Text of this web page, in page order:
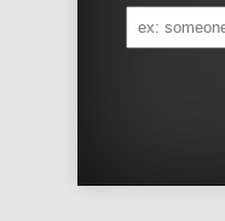
Email
address